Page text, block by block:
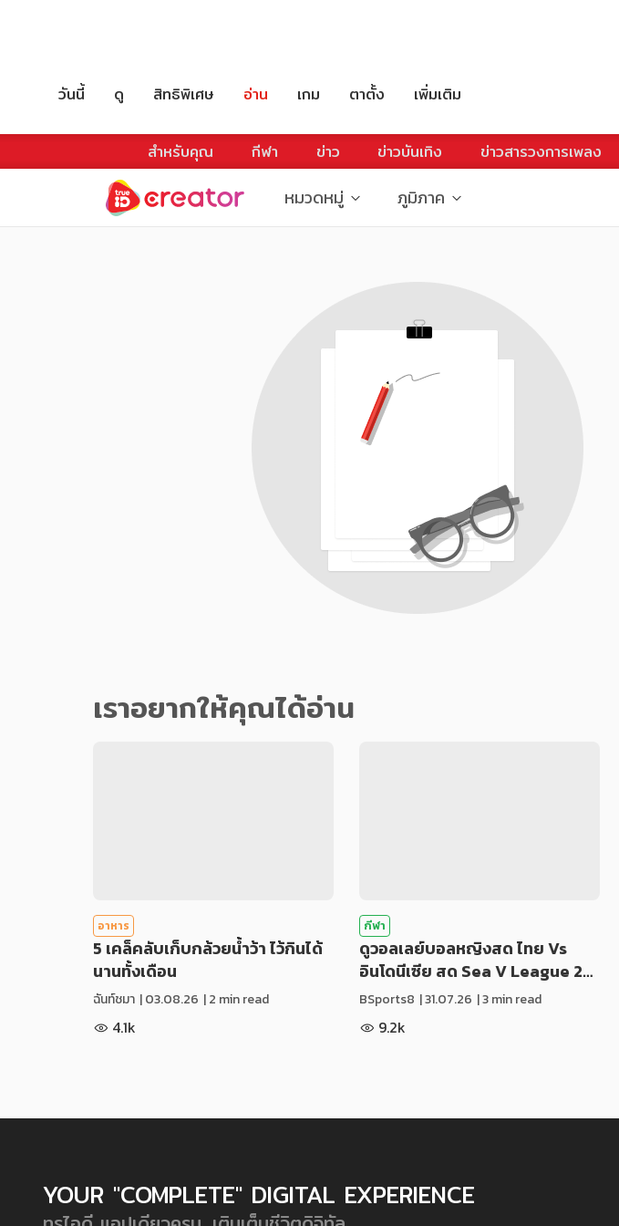
วันนี้ ดู สิทธิพิเศษ อ่าน เกม ตาตั้ง เพิ่มเติม
สำหรับคุณ กีฬา ข่าว ข่าวบันเทิง ข่าวสารวงการเพลง
หมวดหมู่ ภูมิภาค
เราอยากให้คุณได้อ่าน
อาหาร
5 เคล็คลับเก็บกล้วยน้ำว้า ไว้กินได้
นานทั้งเดือน
ฉันท์ชมา |03.08.26 | 2 min read
4.1k
กีฬา
ดูวอลเลย์บอลหญิงสด ไทย Vs
อินโดนีเซีย สด Sea V League 2…
BSports8 |31.07.26 | 3 min read
9.2k
YOUR "COMPLETE" DIGITAL EXPERIENCE